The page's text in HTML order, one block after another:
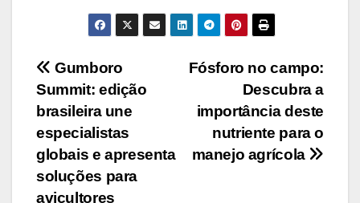
Navegação
de
Post
Fósforo no campo:
Descubra a
importância deste
nutriente para o
manejo agrícola
Gumboro
Summit: edição
brasileira une
especialistas
globais e apresenta
soluções para
avicultores